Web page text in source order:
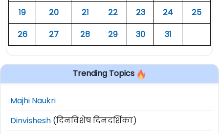
१९
२० २१ २२ २३ २४
२५
२६
२७ २८ २९ ३० ३१
Trending Topics
Majhi Naukri
Dinvishesh (दिनविशेष दिनदर्शिका)